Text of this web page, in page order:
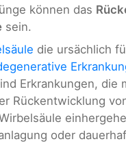
können das
sein.
die ursächlich
Erkrankungen, die
Rückentwicklung
oder